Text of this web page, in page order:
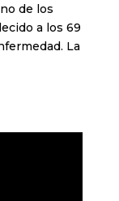
de los
a los 69
La